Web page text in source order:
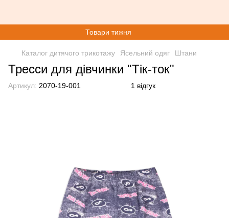
Товари тижня
Каталог дитячого трикотажу Ясельний одяг Штани
Тресси для дівчинки "Тік-ток"
Артикул: 2070-19-001 1 відгук